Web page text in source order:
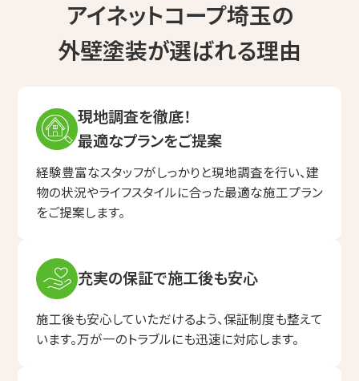
アイネットコープ埼玉の
外壁塗装が選ばれる理由
現地調査を徹底！
最適なプランをご提案
経験豊富なスタッフがしっかりと現地調査を行い、建
物の状況やライフスタイルに合った最適な施工プラン
をご提案します。
充実の保証で施工後も安心
施工後も安心していただけるよう、保証制度も整えて
います。万が一のトラブルにも迅速に対応します。